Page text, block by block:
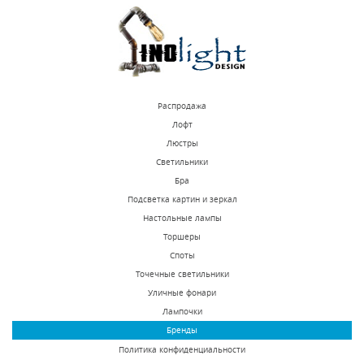
Распродажа
Лофт
Люстры
Светильники
Бра
Подсветка картин и зеркал
Настольные лампы
Торшеры
Споты
Точечные светильники
Уличные фонари
Лампочки
Бренды
Политика конфиденциальности